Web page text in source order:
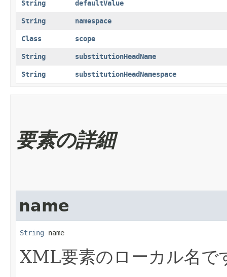
String defaultValue
String namespace
Class scope
String substitutionHeadName
String substitutionHeadNamespace
要素の詳細
name
String name
XML要素のローカル名で